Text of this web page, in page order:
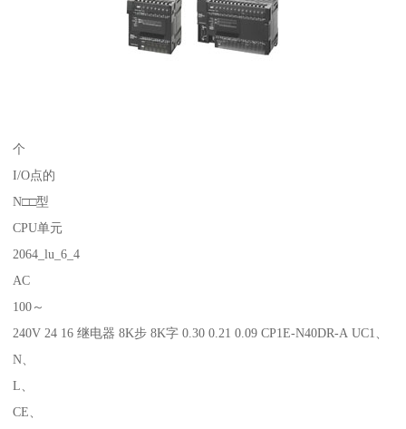
个
I/O点的
N□□型
CPU单元
2064_lu_6_4
AC
100～
240V 24 16 继电器 8K步 8K字 0.30 0.21 0.09 CP1E-N40DR-A UC1、
N、
L、
CE、